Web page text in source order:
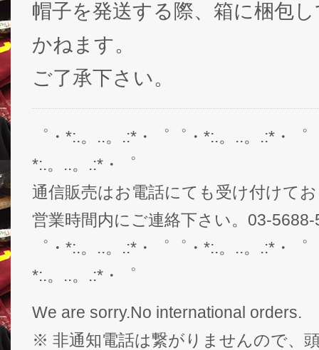
帽子を発送する際、箱に梱包
かねます。
ご了承下さい。
゜・*:.。..。.:*・゜゜・*:.。..。.:*・
*:.。..。.:*・゜
通信販売はお電話にても受け付けて
営業時間内にご連絡下さい。03-5688-
゜・*:.。..。.:*・゜゜・*:.。..。.:*・
*:.。..。.:*・゜
We are sorry.No international orders.
※ 非通知電話は繋がりませんので、